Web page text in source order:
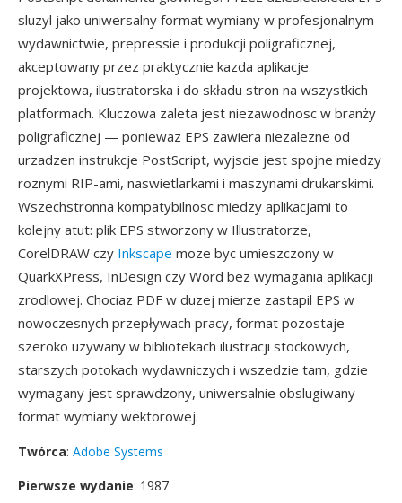
sluzyl jako uniwersalny format wymiany w profesjonalnym
wydawnictwie, prepressie i produkcji poligraficznej,
akceptowany przez praktycznie kazda aplikacje
projektowa, ilustratorska i do składu stron na wszystkich
platformach. Kluczowa zaleta jest niezawodnosc w branży
poligraficznej — poniewaz EPS zawiera niezalezne od
urzadzen instrukcje PostScript, wyjscie jest spojne miedzy
roznymi RIP-ami, naswietlarkami i maszynami drukarskimi.
Wszechstronna kompatybilnosc miedzy aplikacjami to
kolejny atut: plik EPS stworzony w Illustratorze,
CorelDRAW czy Inkscape moze byc umieszczony w
QuarkXPress, InDesign czy Word bez wymagania aplikacji
zrodlowej. Chociaz PDF w duzej mierze zastapil EPS w
nowoczesnych przepływach pracy, format pozostaje
szeroko uzywany w bibliotekach ilustracji stockowych,
starszych potokach wydawniczych i wszedzie tam, gdzie
wymagany jest sprawdzony, uniwersalnie obslugiwany
format wymiany wektorowej.
Twórca: Adobe Systems
Pierwsze wydanie: 1987